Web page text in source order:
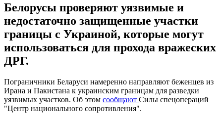
Белорусы проверяют уязвимые и
недостаточно защищенные участки
границы с Украиной, которые могут
использоваться для прохода вражеских
ДРГ.
Пограничники Беларуси намеренно направляют беженцев из
Ирана и Пакистана к украинским границам для разведки
уязвимых участков. Об этом сообщают Силы спецопераций
"Центр национального сопротивления".